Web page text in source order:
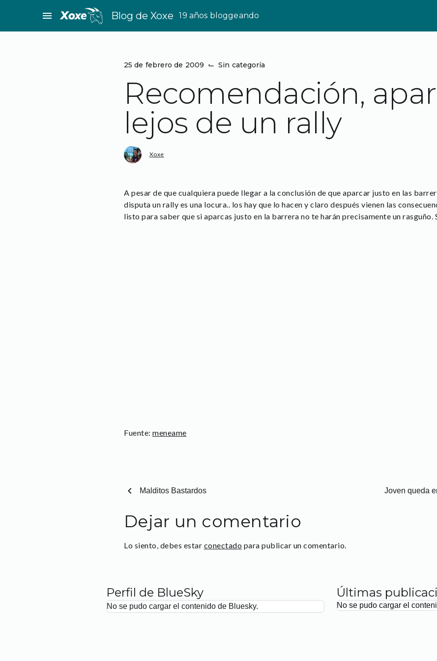
menu Blog de Xoxe 19 años bloggeando
25 de febrero de 2009 ⌙ Sin categoría
Recomendación,
lejos de un rally
Xoxe
A pesar de que cualquiera puede llegar a la conclusión de que aparcar justo en las
disputa un rally es una locura.. los hay que lo hacen y claro después vienen las
listo para saber que si aparcas justo en la barrera no te harán precisamente un
Fuente: meneame
chevron_left Malditos Bastardos Joven queda
Dejar un comentario
Lo siento, debes estar conectado para publicar un comentario.
Perfil de BlueSky
No se pudo cargar el contenido de Bluesky.
Últimas
No se pudo cargar el